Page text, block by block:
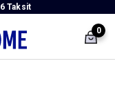
6 Taksit
0